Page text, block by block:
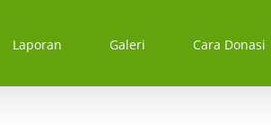
Laporan Galeri Cara Donasi